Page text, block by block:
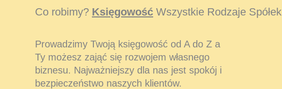
Co robimy? Księgowość Wszystkie Rodzaje Spółek
Prowadzimy Twoją księgowość od A do Z a
Ty możesz zająć się rozwojem własnego
biznesu. Najważniejszy dla nas jest spokój i
bezpieczeństwo naszych klientów.